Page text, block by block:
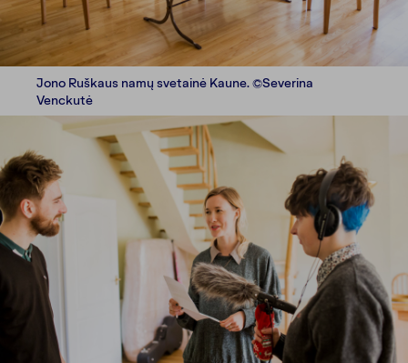
Jono Ruškaus namų svetainė Kaune. ©Severina
Venckutė